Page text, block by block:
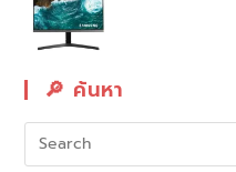
🔎︎ ค้นหา